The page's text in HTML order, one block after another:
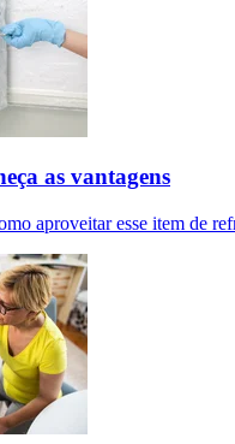
as vantagens
aproveitar esse item de